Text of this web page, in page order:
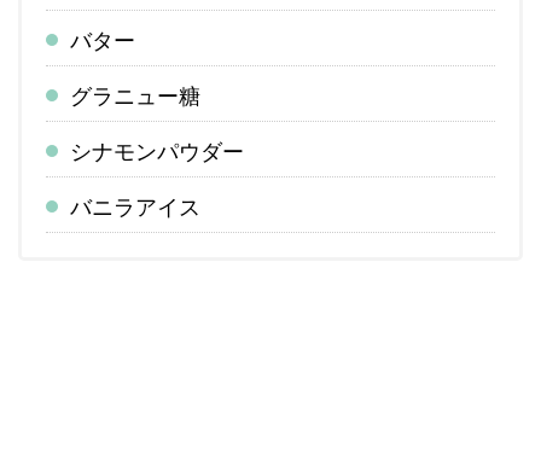
バター
グラニュー糖
シナモンパウダー
バニラアイス